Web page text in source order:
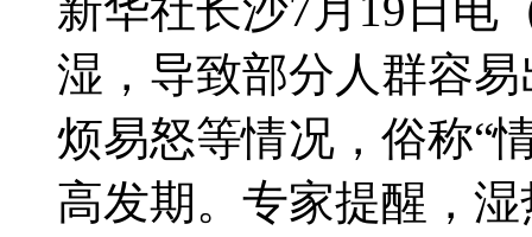
湿，导致部分人群容
烦易怒等情况，俗称“
高发期。专家提醒，